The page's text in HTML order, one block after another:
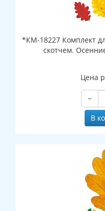
*КМ-18227 Комплект
скотчем.
Цена
−
В